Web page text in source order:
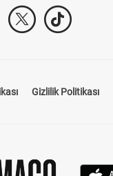
Gizlilik Politikası